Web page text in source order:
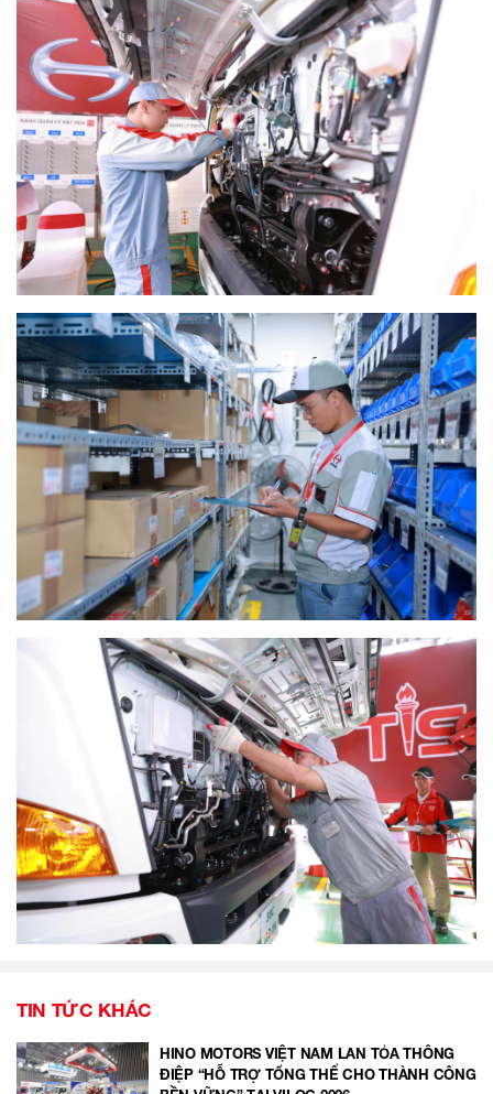
TIN TỨC KHÁC
HINO MOTORS VIỆT NAM LAN TỎA THÔNG
ĐIỆP “HỖ TRỢ TỔNG THỂ CHO THÀNH CÔNG